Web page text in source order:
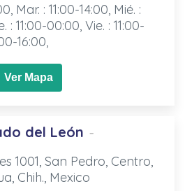
Mar. : 11:00-14:00, Mié. :
: 11:00-00:00, Vie. : 11:00-
16:00,
Ver Mapa
del León -
1001, San Pedro, Centro,
Chih., Mexico